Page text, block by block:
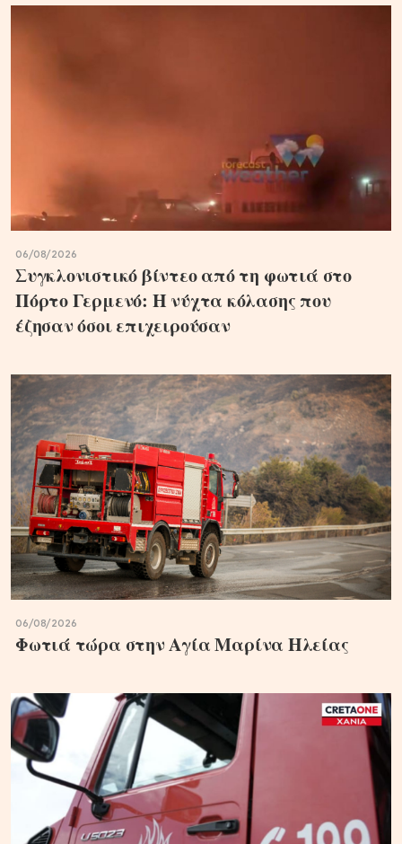
06/08/2026
Συγκλονιστικό βίντεο από τη φωτιά στο
Πόρτο Γερμενό: Η νύχτα κόλασης που
έζησαν όσοι επιχειρούσαν
06/08/2026
Φωτιά τώρα στην Aγία Μαρίνα Ηλείας